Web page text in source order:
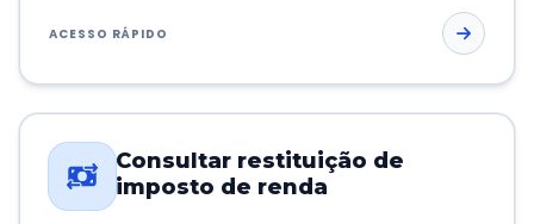
ACESSO RÁPIDO
Consultar restituição de
imposto de renda